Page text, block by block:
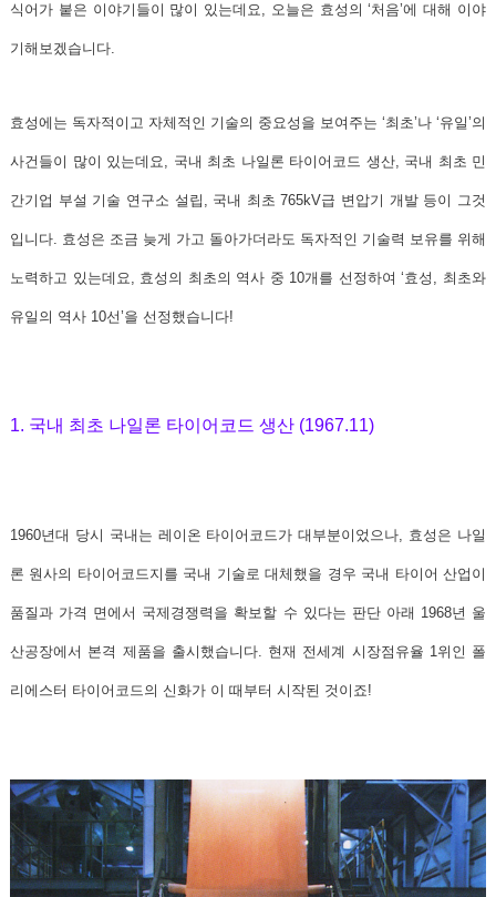
식어가 붙은 이야기들이 많이 있는데요, 오늘은 효성의 ‘처음’에 대해 이야
기해보겠습니다.
효성에는 독자적이고 자체적인 기술의 중요성을 보여주는 ‘최초’나 ‘유일’의
사건들이 많이 있는데요, 국내 최초 나일론 타이어코드 생산, 국내 최초 민
간기업 부설 기술 연구소 설립, 국내 최초 765kV급 변압기 개발 등이 그것
입니다. 효성은 조금 늦게 가고 돌아가더라도 독자적인 기술력 보유를 위해
노력하고 있는데요, 효성의 최초의 역사 중 10개를 선정하여 ‘효성, 최초와
유일의 역사 10선’을 선정했습니다!
1. 국내 최초 나일론 타이어코드 생산 (1967.11)
1960년대 당시 국내는 레이온 타이어코드가 대부분이었으나, 효성은 나일
론 원사의 타이어코드지를 국내 기술로 대체했을 경우 국내 타이어 산업이
품질과 가격 면에서 국제경쟁력을 확보할 수 있다는 판단 아래 1968년 울
산공장에서 본격 제품을 출시했습니다. 현재 전세계 시장점유율 1위인 폴
리에스터 타이어코드의 신화가 이 때부터 시작된 것이죠!